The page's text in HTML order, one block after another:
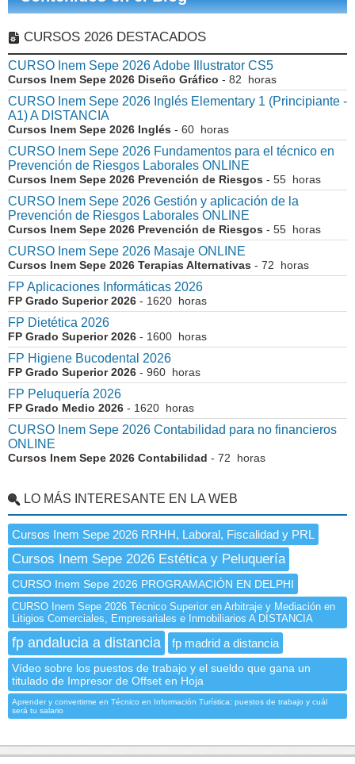
CURSOS 2026 DESTACADOS
CURSO Inem Sepe 2026 Adobe Illustrator CS5
Cursos Inem Sepe 2026 Diseño Gráfico - 82 horas
CURSO Inem Sepe 2026 Inglés Elementary 1 (Principiante -
A1) A DISTANCIA
Cursos Inem Sepe 2026 Inglés - 60 horas
CURSO Inem Sepe 2026 Fundamentos para el técnico en
Prevención de Riesgos Laborales ONLINE
Cursos Inem Sepe 2026 Prevención de Riesgos - 55 horas
CURSO Inem Sepe 2026 Gestión y aplicación de la
Prevención de Riesgos Laborales ONLINE
Cursos Inem Sepe 2026 Prevención de Riesgos - 55 horas
CURSO Inem Sepe 2026 Masaje ONLINE
Cursos Inem Sepe 2026 Terapias Alternativas - 72 horas
FP Aplicaciones Informáticas 2026
FP Grado Superior 2026 - 1620 horas
FP Dietética 2026
FP Grado Superior 2026 - 1600 horas
FP Higiene Bucodental 2026
FP Grado Superior 2026 - 960 horas
FP Peluquería 2026
FP Grado Medio 2026 - 1620 horas
CURSO Inem Sepe 2026 Contabilidad para no financieros
ONLINE
Cursos Inem Sepe 2026 Contabilidad - 72 horas
LO MÁS INTERESANTE EN LA WEB
Cursos Inem Sepe 2026 RRHH, Laboral, Fiscalidad y PRL
Cursos Inem Sepe 2026 Estética y Peluquería
CURSO Inem Sepe 2026 PROGRAMACIÓN EN DELPHI
CURSO Inem Sepe 2026 Técnico Superior en Arbitraje y Mediación en
Litigios Comerciales, Empresariales e Inmobiliarios A DISTANCIA
fp andalucia a distancia fp madrid a distancia
Vídeo sobre los puestos de trabajo y el sueldo que gana un
titulado de Impresor de Offset en Hoja
Aprender y convertirme en Técnico en Información Turística: puestos de trabajo y cuál
será tu salario